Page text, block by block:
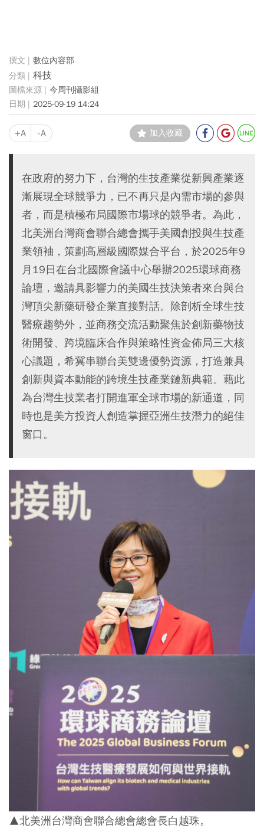
數位內容部
科技
今周刊攝影組
2025-09-19 14:24
+A -A 加入收藏
在政府的努力下，台灣的生技產業從新興產業逐
漸展現全球競爭力，已不再只是內需市場的參與
者，而是積極布局國際市場球的競爭者。為此，
北美洲台灣商會聯合總會攜手美國創投與生技產
業領袖，策劃高層級國際媒合平台，於2025年9
月19日在台北國際會議中心舉辦2025環球商務
論壇，邀請具影響力的美國生技決策者來台與台
灣頂尖新藥研發企業直接對話。除剖析全球生技
醫療趨勢外，並商務交流活動聚焦於創新藥物技
術開發、跨境臨床合作與策略性資金佈局三大核
心議題，希冀串聯台美雙邊優勢資源，打造兼具
創新與資本動能的跨境生技產業鏈新典範。藉此
為台灣生技業者打開進軍全球市場的新通道，同
時也是美方投資人創造掌握亞洲生技潛力的絕佳
窗口。
▲北美洲台灣商會聯合總會總會長白越珠。